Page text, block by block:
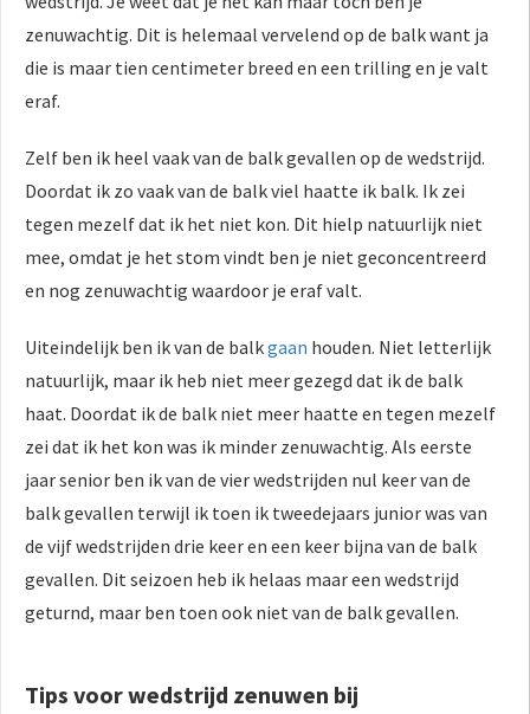
zenuwachtig. Dit is helemaal vervelend op de balk want ja
die is maar tien centimeter breed en een trilling en je valt
eraf.
Zelf ben ik heel vaak van de balk gevallen op de wedstrijd.
Doordat ik zo vaak van de balk viel haatte ik balk. Ik zei
tegen mezelf dat ik het niet kon. Dit hielp natuurlijk niet
mee, omdat je het stom vindt ben je niet geconcentreerd
en nog zenuwachtig waardoor je eraf valt.
Uiteindelijk ben ik van de balkgaan houden. Niet letterlijk
natuurlijk, maar ik heb niet meer gezegd dat ik de balk
haat. Doordat ik de balk niet meer haatte en tegen mezelf
zei dat ik het kon was ik minder zenuwachtig. Als eerste
jaar senior ben ik van de vier wedstrijden nul keer van de
balk gevallen terwijl ik toen ik tweedejaars junior was van
de vijf wedstrijden drie keer en een keer bijna van de balk
gevallen. Dit seizoen heb ik helaas maar een wedstrijd
geturnd, maar ben toen ook niet van de balk gevallen.
Tips voor wedstrijd zenuwen bij